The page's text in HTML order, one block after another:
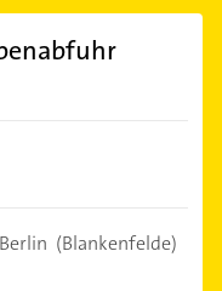
(Blankenfelde)